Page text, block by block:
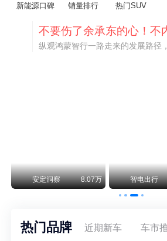
新能源口碑 销量排行 热门SUV
安定洞察 8.07万 智电出行
热门品牌 近期新车 车市